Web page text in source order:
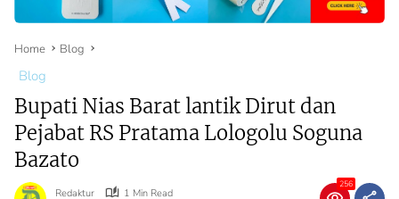
Home Blog
Blog
Bupati Nias Barat lantik Dirut dan
Pejabat RS Pratama Lologolu Soguna
Bazato
Redaktur
1 Min Read
256